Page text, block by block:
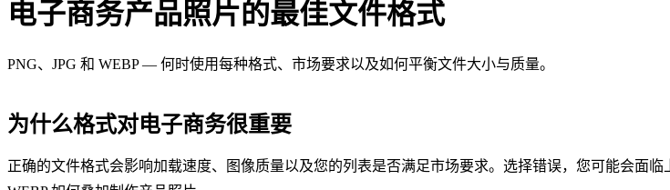
电子商务产品照片的最佳文件格式
PNG、JPG 和 WEBP — 何时使用每种格式、市场要求以及如何平衡文件大小与质量。
为什么格式对电子商务很重要
正确的文件格式会影响加载速度、图像质量以及您的列表是否满足市场要求。选择错误，您可能会面